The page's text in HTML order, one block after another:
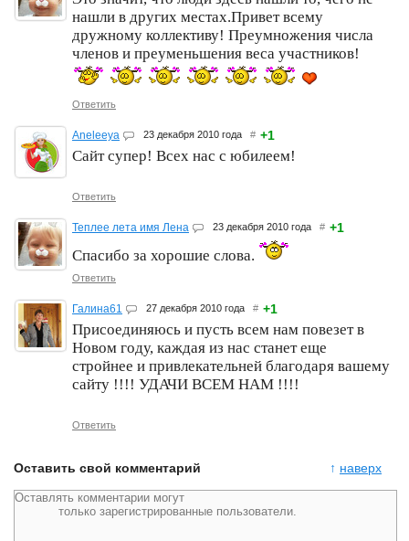
нашли в других местах.Привет всему
дружному коллективу! Преумножения числа
членов и преуменьшения веса участников!
Ответить
Aneleeya 23 декабря 2010 года # +1
Сайт супер! Всех нас с юбилеем!
Ответить
Теплее лета имя Лена 23 декабря 2010 года # +1
Спасибо за хорошие слова.
Ответить
Галина61 27 декабря 2010 года # +1
Присоединяюсь и пусть всем нам повезет в
Новом году, каждая из нас станет еще
стройнее и привлекательней благодаря вашему
сайту !!!! УДАЧИ ВСЕМ НАМ !!!!
Ответить
↑ наверх
Оставить свой комментарий